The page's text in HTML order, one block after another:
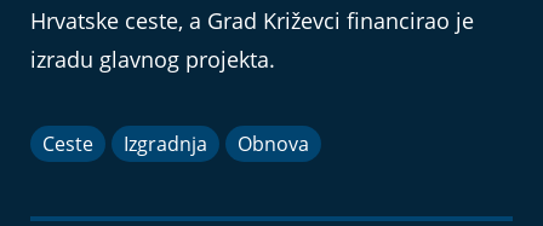
Hrvatske ceste, a Grad Križevci financirao je
izradu glavnog projekta.
Ceste Izgradnja Obnova